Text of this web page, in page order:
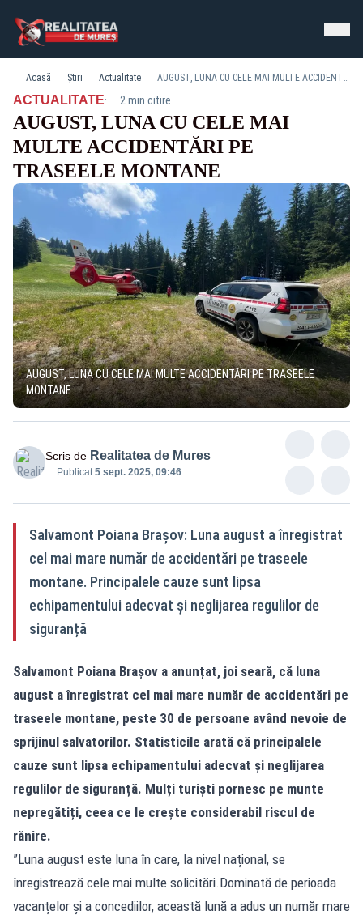
Acasă Știri Actualitate AUGUST, LUNA CU CELE MAI MULTE ACCIDENTĂRI PE TRASEELE MONTANE
ACTUALITATE· 2 min citire
AUGUST, LUNA CU CELE MAI
MULTE ACCIDENTĂRI PE
TRASEELE MONTANE
AUGUST, LUNA CU CELE MAI MULTE ACCIDENTĂRI PE TRASEELE
MONTANE
Scris de Realitatea de Mures
Publicat:5 sept. 2025, 09:46
Salvamont Poiana Brașov: Luna august a înregistrat
cel mai mare număr de accidentări pe traseele
montane. Principalele cauze sunt lipsa
echipamentului adecvat și neglijarea regulilor de
siguranță
Salvamont Poiana Brașov a anunțat, joi seară, că luna
august a înregistrat cel mai mare număr de accidentări pe
traseele montane, peste 30 de persoane având nevoie de
sprijinul salvatorilor. Statisticile arată că principalele
cauze sunt lipsa echipamentului adecvat și neglijarea
regulilor de siguranță. Mulți turiști pornesc pe munte
nepregătiți, ceea ce le crește considerabil riscul de
rănire.
”Luna august este luna în care, la nivel național, se
înregistrează cele mai multe solicitări.Dominată de perioada
vacanțelor și a concediilor, această lună a adus un număr mare